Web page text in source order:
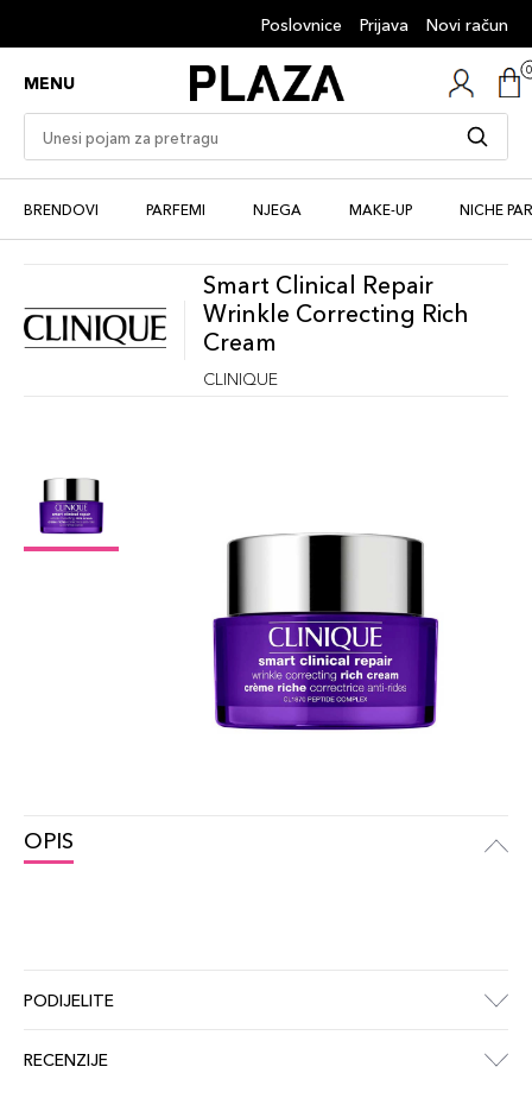
Poslovnice Prijava Novi račun
MENU
BRENDOVI PARFEMI NJEGA MAKE-UP NICHE
Smart Clinical Repair
Wrinkle Correcting Rich
Cream
CLINIQUE
OPIS
PODIJELITE
RECENZIJE